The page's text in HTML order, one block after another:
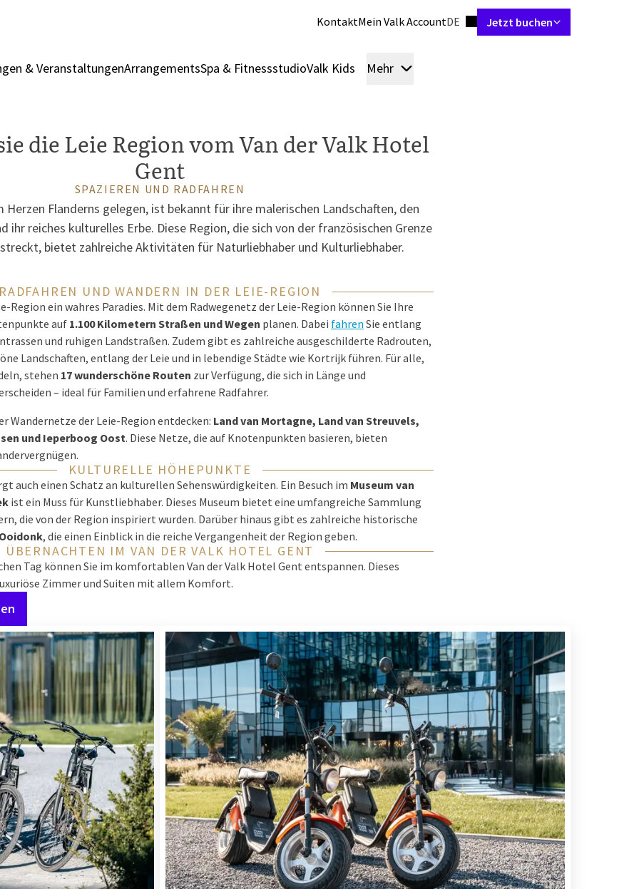
KontaktMein Valk AccountSprache einstellen
DE Jetzt buchen
& VeranstaltungenArrangementsSpa & FitnessstudioValk Kids Mehr
die Leie Region vom Van der Valk Hotel
Gent
SPAZIEREN UND RADFAHREN
Herzen Flanderns gelegen, ist bekannt für ihre malerischen Landschaften, den
ihr reiches kulturelles Erbe. Diese Region, die sich von der französischen Grenze
bietet zahlreiche Aktivitäten für Naturliebhaber und Kulturliebhaber.
RADFAHREN UND WANDERN IN DER LEIE-REGION
Region ein wahres Paradies. Mit dem Radwegenetz der Leie-Region können Sie Ihre
auf 1.100 Kilometern Straßen und Wegen planen. Dabei fahren Sie entlang
und ruhigen Landstraßen. Zudem gibt es zahlreiche ausgeschilderte Radrouten,
Landschaften, entlang der Leie und in lebendige Städte wie Kortrijk führen. Für alle,
stehen 17 wunderschöne Routen zur Verfügung, die sich in Länge und
– ideal für Familien und erfahrene Radfahrer.
Wandernetze der Leie-Region entdecken: Land van Mortagne, Land van Streuvels,
und Ieperboog Oost. Diese Netze, die auf Knotenpunkten basieren, bieten
KULTURELLE HÖHEPUNKTE
auch einen Schatz an kulturellen Sehenswürdigkeiten. Ein Besuch im Museum van
ist ein Muss für Kunstliebhaber. Dieses Museum bietet eine umfangreiche Sammlung
die von der Region inspiriert wurden. Darüber hinaus gibt es zahlreiche historische
, die einen Einblick in die reiche Vergangenheit der Region geben.
ÜBERNACHTEN IM VAN DER VALK HOTEL GENT
Tag können Sie im komfortablen Van der Valk Hotel Gent entspannen. Dieses
Zimmer und Suiten mit allem Komfort.